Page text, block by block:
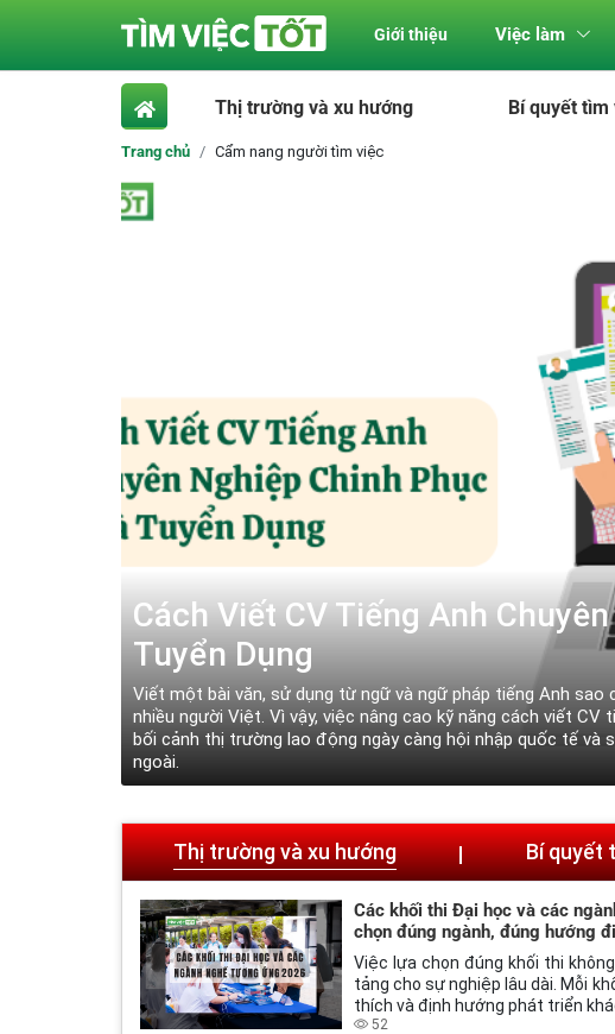
Giới thiệu Việc làm
Thị trường và xu hướng Bí quyết tìm
Trang chủ Cẩm nang người tìm việc
Bí quyết để trở thành một nhân
Tìm Việc tốt sẽ giúp bạn bạn hiểu biết hơn về những điều
muốn thăng tiến trong sự nghiệp và trở thành một nhân
dụng chúng vào công việc của bạn.
Thị trường và xu hướng Bí quyết
Các khối thi Đại học và các
chọn đúng ngành, đúng hướng đi
Việc lựa chọn đúng khối thi
tảng cho sự nghiệp lâu dài. Mỗi
thích và định hướng phát triển
52